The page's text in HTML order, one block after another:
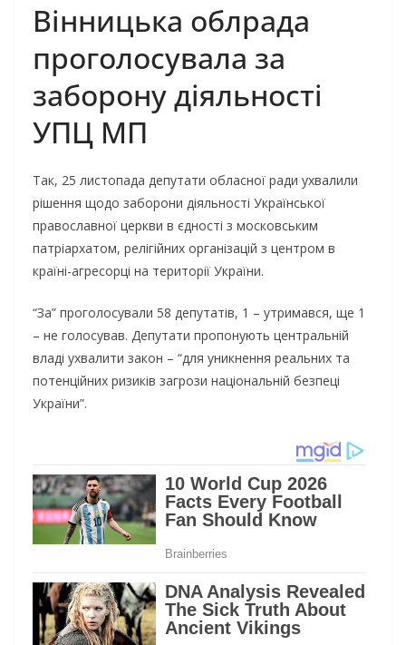
Вінницька облрада
проголосувала за
заборону діяльності
УПЦ МП
Так, 25 листопада депутати обласної ради ухвалили
рішення щодо заборони діяльності Української
православної церкви в єдності з московським
патріархатом, релігійних організацій з центром в
країні-агресорці на території України.
“За” проголосували 58 депутатів, 1 – утримався, ще 1
– не голосував. Депутати пропонують центральній
владі ухвалити закон – “для уникнення реальних та
потенційних ризиків загрози національній безпеці
України”.